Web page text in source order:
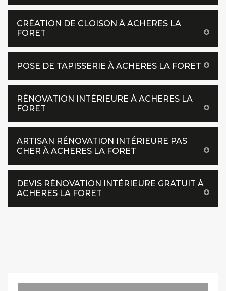
CRÉATION DE CLOISON À ACHERES LA
FORET
POSE DE TAPISSERIE À ACHERES LA FORET
RÉNOVATION INTÉRIEURE À ACHERES LA
FORET
ARTISAN RÉNOVATION INTÉRIEURE PAS
CHER À ACHERES LA FORET
DEVIS RÉNOVATION INTÉRIEURE GRATUIT À
ACHERES LA FORET